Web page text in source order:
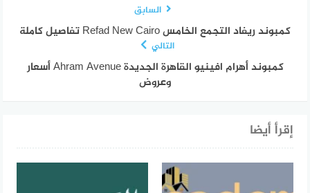
السابق
كمبوند ريفاد التجمع الخامس Refad New Cairo تفاصيل كاملة
التالي
كمبوند أهرام افينيو القاهرة الجديدة Ahram Avenue أسعار
وعروض
إقرأ أيضا